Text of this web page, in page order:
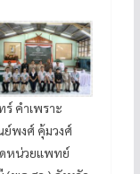
คำเพราะ
พงศ์ คุ้มวงศ์
ดหน่วยแพทย์